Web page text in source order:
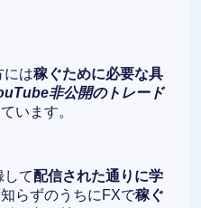
には稼ぐために必要な具
非公開のトレード
います。
して配信された通りに学
らずのうちにFXで稼ぐ